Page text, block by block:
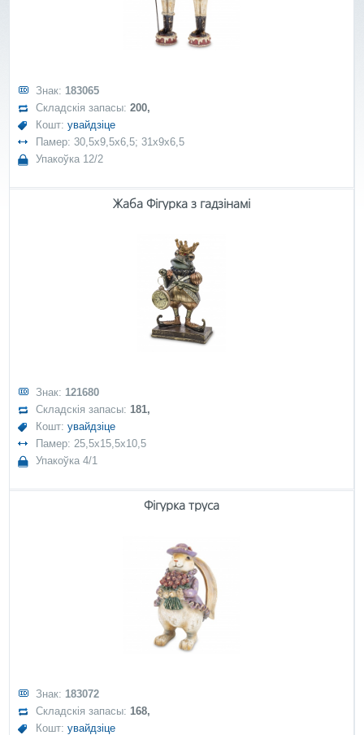
Знак: 183065
Складскія запасы:200,
Кошт:увайдзіце
Памер: 30,5x9,5x6,5; 31x9x6,5
Упакоўка 12/2
Жаба Фігурка з гадзінамі
Знак: 121680
Складскія запасы:181,
Кошт:увайдзіце
Памер: 25,5x15,5x10,5
Упакоўка 4/1
Фігурка труса
Знак: 183072
Складскія запасы:168,
Кошт:увайдзіце